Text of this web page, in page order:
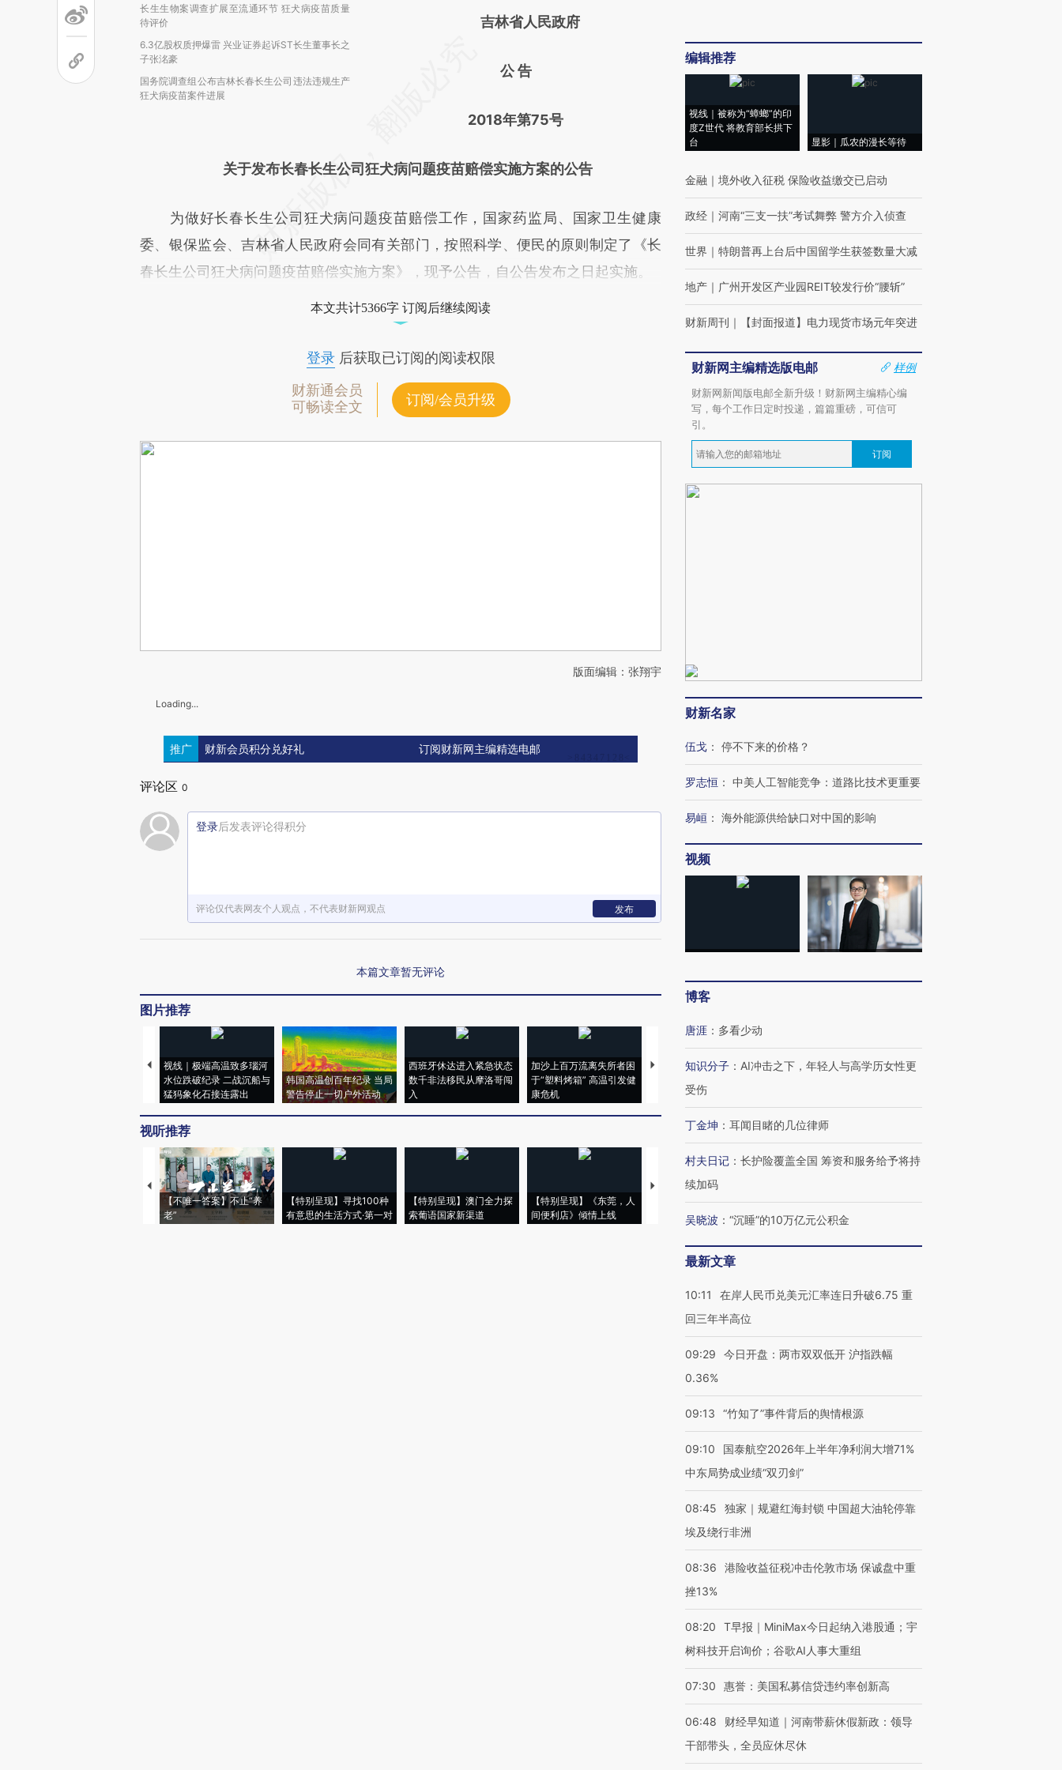
长生生物案调查扩展至流通环节 狂犬病疫苗质量
待评价
6.3亿股权质押爆雷 兴业证券起诉ST长生董事长之
子张洺豪
国务院调查组公布吉林长春长生公司违法违规生产
狂犬病疫苗案件进展
吉林省人民政府
公 告
2018年第75号
关于发布长春长生公司狂犬病问题疫苗赔偿实施方案的公告
为做好长春长生公司狂犬病问题疫苗赔偿工作，国家药监局、国家卫生健康
委、银保监会、吉林省人民政府会同有关部门，按照科学、便民的原则制定了《长
春长生公司狂犬病问题疫苗赔偿实施方案》，现予公告，自公告发布之日起实施。
本文共计5366字 订阅后继续阅读
登录后获取已订阅的阅读权限
财新通会员
可畅读全文
订阅/会员升级
版面编辑：张翔宇
Loading...
推广 财新会员积分兑好礼 订阅财新网主编精选电邮
评论区 0
登录后发表评论得积分
评论仅代表网友个人观点，不代表财新网观点 发布
本篇文章暂无评论
图片推荐
视线｜极端高温致多瑙河
水位跌破纪录 二战沉船与
猛犸象化石接连露出
韩国高温创百年纪录 当局
警告停止一切户外活动
西班牙休达进入紧急状态
数千非法移民从摩洛哥闯
入
加沙上百万流离失所者困
于“塑料烤箱” 高温引发健
康危机
马航飞行员跨国走私7万
视听推荐
【不唯一答案】不止“养
老”
【特别呈现】寻找100种
有意思的生活方式·第一对
【特别呈现】澳门全力探
索葡语国家新渠道
【特别呈现】《东莞，人
间便利店》倾情上线
【推广】走进第四届链博
会，让数智科技“链”接产
【特别呈现】寻找100种
有意思的生活方式·第三对
CFO：不靠规模取胜，华
编辑推荐
视线｜被称为“蟑螂”的印
度Z世代 将教育部长拱下
台
显影｜瓜农的漫长等待
金融 ｜ 境外收入征税 保险收益缴交已启动
政经 ｜ 河南“三支一扶”考试舞弊 警方介入侦查
世界 ｜ 特朗普再上台后中国留学生获签数量大减
地产 ｜ 广州开发区产业园REIT较发行价“腰斩”
财新周刊 ｜ 【封面报道】电力现货市场元年突进
财新网主编精选版电邮
样例
财新网新闻版电邮全新升级！财新网主编精心编
写，每个工作日定时投递，篇篇重磅，可信可
引。
订阅
财新名家
伍戈 ： 停不下来的价格？
罗志恒 ： 中美人工智能竞争：道路比技术更重要
易峘 ： 海外能源供给缺口对中国的影响
视频
博客
唐涯 ： 多看少动
知识分子 ： AI冲击之下，年轻人与高学历女性更
受伤
丁金坤 ： 耳闻目睹的几位律师
村夫日记 ： 长护险覆盖全国 筹资和服务给予将持
续加码
吴晓波 ： “沉睡”的10万亿元公积金
最新文章
10:11
在岸人民币兑美元汇率连日升破6.75 重
回三年半高位
09:29
今日开盘：两市双双低开 沪指跌幅
0.36%
09:13 “竹知了”事件背后的舆情根源
09:10
国泰航空2026年上半年净利润大增71%
中东局势成业绩“双刃剑”
08:45
独家｜规避红海封锁 中国超大油轮停靠
埃及绕行非洲
08:36
港险收益征税冲击伦敦市场 保诚盘中重
挫13%
08:20
T早报｜MiniMax今日起纳入港股通；宇
树科技开启询价；谷歌AI人事大重组
07:30 惠誉：美国私募信贷违约率创新高
06:48
财经早知道｜河南带薪休假新政：领导
干部带头，全员应休尽休